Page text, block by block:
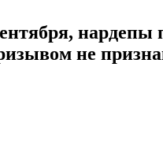
нардепы
не